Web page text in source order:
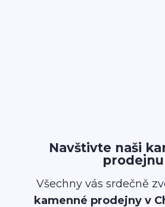
Navštivte naši
prodejnu
Všechny vás srdečně
kamenné prodejny v